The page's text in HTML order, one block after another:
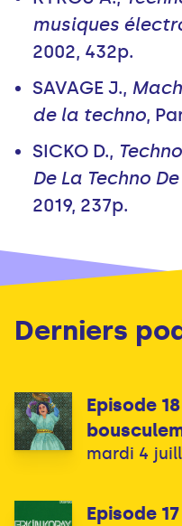
musiques
2002, 432p.
SAVAGE J.,
de la techno,
SICKO D.,
De La Techno
2019, 237p.
Derniers
Episode
mardi 4
Episode